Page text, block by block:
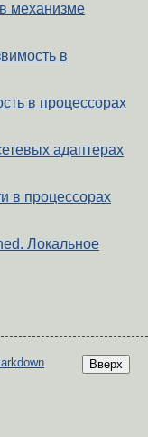
механизме
в
в процессорах
адаптерах
в процессорах
Локальное
Вверх